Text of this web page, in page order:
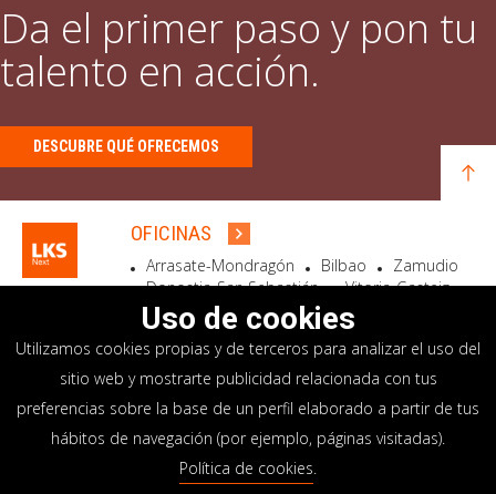
Da el primer paso y pon tu
talento en acción.
DESCUBRE QUÉ OFRECEMOS
OFICINAS
Arrasate-Mondragón Bilbao
Zamudio
Donostia-San Sebastián
Vitoria-Gasteiz
Madrid
El Astillero Bidart
SEDE SOCIAL
Goiru, 7 Arrasate-Mondragón
CP 20500 GIPUZKOA – SPAIN
+34 900 84 14 14
info@lksnext.com
Uso de cookies
Utilizamos cookies propias y de terceros para analizar el uso del
sitio web y mostrarte publicidad relacionada con tus
preferencias sobre la base de un perfil elaborado a partir de tus
hábitos de navegación (por ejemplo, páginas visitadas).
Política de cookies.